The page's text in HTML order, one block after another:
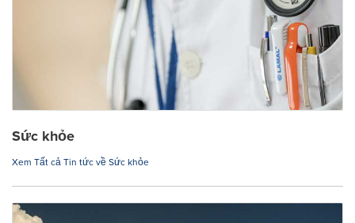
Sức khỏe
Xem Tất cả Tin tức về Sức khỏe